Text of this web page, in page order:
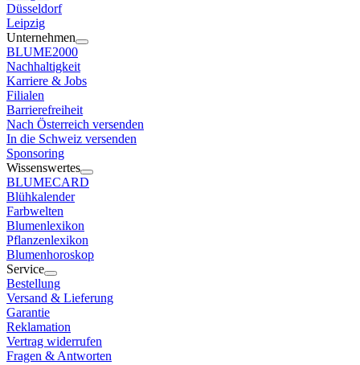
Düsseldorf
Leipzig
Unternehmen
BLUME2000
Nachhaltigkeit
Karriere & Jobs
Filialen
Barrierefreiheit
Nach Österreich versenden
In die Schweiz versenden
Sponsoring
Wissenswertes
BLUMECARD
Blühkalender
Farbwelten
Blumenlexikon
Pflanzenlexikon
Blumenhoroskop
Service
Bestellung
Versand & Lieferung
Garantie
Reklamation
Vertrag widerrufen
Fragen & Antworten